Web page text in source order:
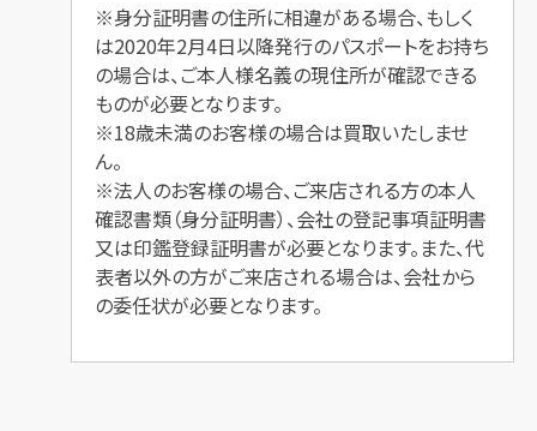
※身分証明書の住所に相違がある場合、もしく
は2020年2月4日以降発行のパスポートをお持ち
の場合は、ご本人様名義の現住所が確認できる
ものが必要となります。
※18歳未満のお客様の場合は買取いたしませ
ん。
※法人のお客様の場合、ご来店される方の本人
確認書類（身分証明書）、会社の登記事項証明書
又は印鑑登録証明書が必要となります。また、代
表者以外の方がご来店される場合は、会社から
の委任状が必要となります。